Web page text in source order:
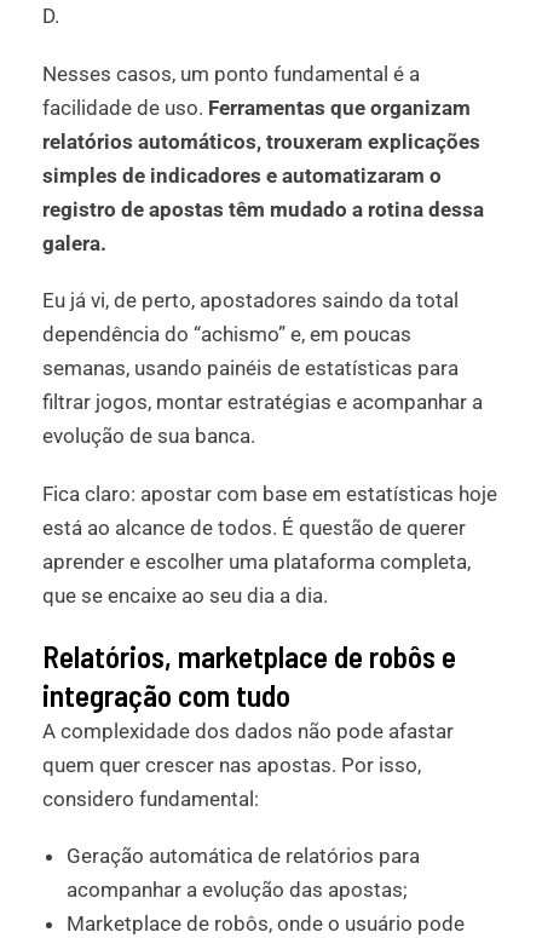
D.
Nesses casos, um ponto fundamental é a
facilidade de uso. Ferramentas que organizam
relatórios automáticos, trouxeram explicações
simples de indicadores e automatizaram o
registro de apostas têm mudado a rotina dessa
galera.
Eu já vi, de perto, apostadores saindo da total
dependência do “achismo” e, em poucas
semanas, usando painéis de estatísticas para
filtrar jogos, montar estratégias e acompanhar a
evolução de sua banca.
Fica claro: apostar com base em estatísticas hoje
está ao alcance de todos. É questão de querer
aprender e escolher uma plataforma completa,
que se encaixe ao seu dia a dia.
Relatórios, marketplace de robôs e
integração com tudo
A complexidade dos dados não pode afastar
quem quer crescer nas apostas. Por isso,
considero fundamental:
Geração automática de relatórios para
acompanhar a evolução das apostas;
Marketplace de robôs, onde o usuário pode